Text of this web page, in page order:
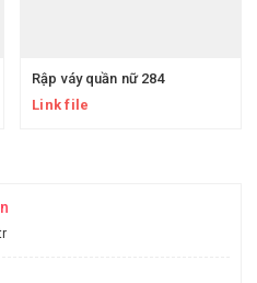
Rập váy quần nữ 284
Link file